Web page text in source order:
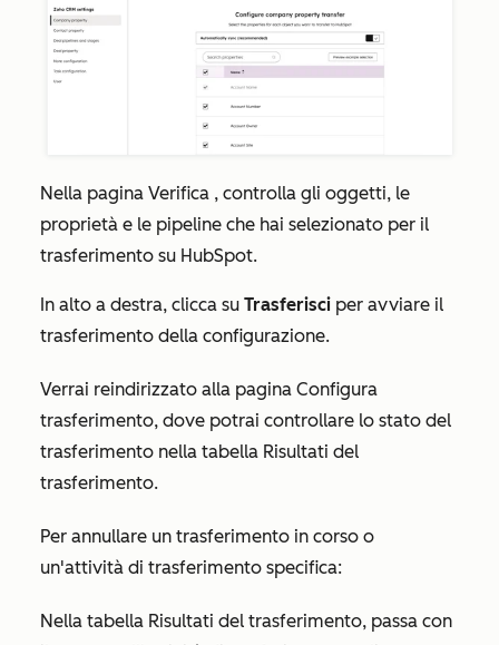
Nella pagina Verifica , controlla gli oggetti, le
proprietà e le pipeline che hai selezionato per il
trasferimento su HubSpot.
In alto a destra, clicca su Trasferisci per avviare il
trasferimento della configurazione.
Verrai reindirizzato alla pagina Configura
trasferimento, dove potrai controllare lo stato del
trasferimento nella tabella Risultati del
trasferimento.
Per annullare un trasferimento in corso o
un'attività di trasferimento specifica:
Nella tabella Risultati del trasferimento, passa con